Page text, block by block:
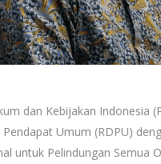
dan Kebijakan Indonesia
Umum (RDPU)
untuk Pelindungan Semua